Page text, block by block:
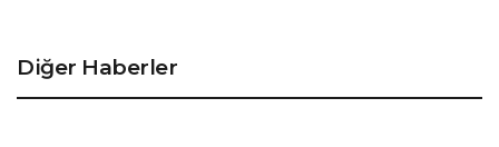
Diğer Haberler